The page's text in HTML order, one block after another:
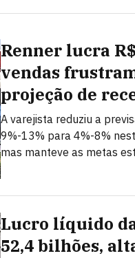
Renner lucra
vendas
projeção de
A varejista reduziu a
9%-13% para 4%-8%
mas manteve as metas
Lucro líquido
52,4 bilhões,